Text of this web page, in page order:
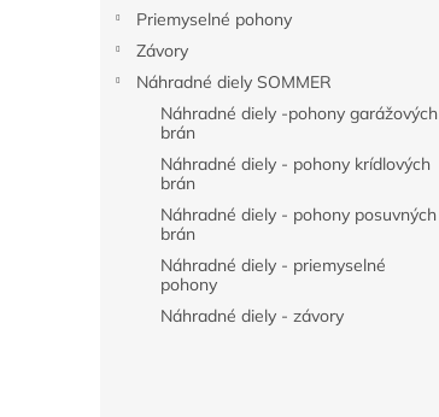
Priemyselné pohony
Závory
Náhradné diely SOMMER
Náhradné diely -pohony garážových
brán
Náhradné diely - pohony krídlových
brán
Náhradné diely - pohony posuvných
brán
Náhradné diely - priemyselné
pohony
Náhradné diely - závory